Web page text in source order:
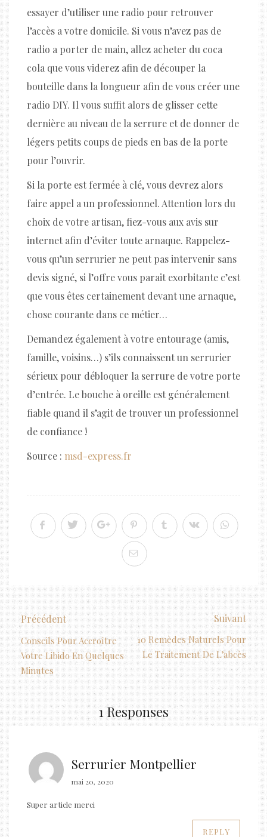
essayer d’utiliser une radio pour retrouver
l’accès a votre domicile. Si vous n’avez pas de
radio a porter de main, allez acheter du coca
cola que vous viderez afin de découper la
bouteille dans la longueur afin de vous créer une
radio DIY. Il vous suffit alors de glisser cette
dernière au niveau de la serrure et de donner de
légers petits coups de pieds en bas de la porte
pour l’ouvrir.
Si la porte est fermée à clé, vous devrez alors
faire appel a un professionnel. Attention lors du
choix de votre artisan, fiez-vous aux avis sur
internet afin d’éviter toute arnaque. Rappelez-
vous qu’un serrurier ne peut pas intervenir sans
devis signé, si l’offre vous parait exorbitante c’est
que vous êtes certainement devant une arnaque,
chose courante dans ce métier…
Demandez également à votre entourage (amis,
famille, voisins…) s’ils connaissent un serrurier
sérieux pour débloquer la serrure de votre porte
d’entrée. Le bouche à oreille est généralement
fiable quand il s’agit de trouver un professionnel
de confiance !
Source : msd-express.fr
Précédent
Conseils Pour Accroître
Votre Libido En Quelques
Minutes
Suivant
10 Remèdes Naturels Pour
Le Traitement De L’abcès
1 Responses
Serrurier Montpellier
mai 20, 2020
Super article merci
REPLY